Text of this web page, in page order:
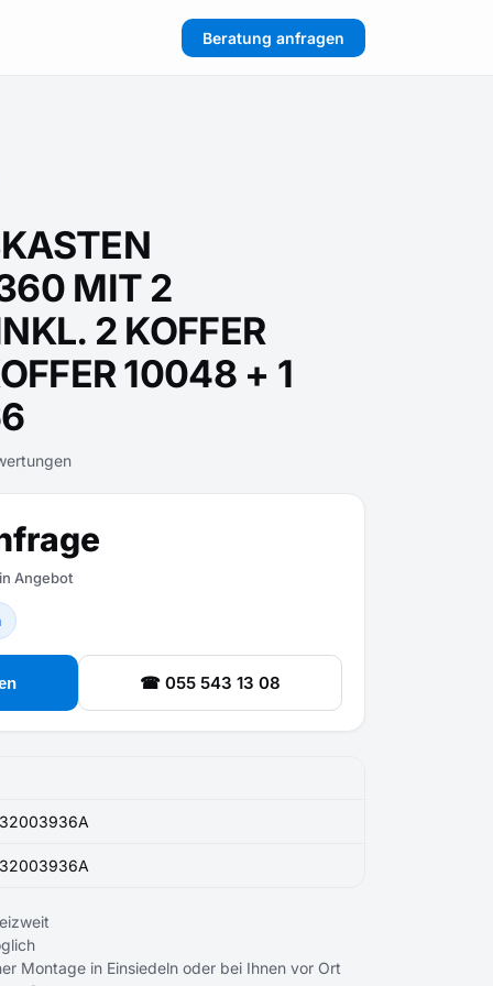
Beratung anfragen
MIT 2
2 KOFFER
10048 + 1
Angebot
☎ 055 543 13 08
Montage in Einsiedeln oder bei Ihnen vor Ort